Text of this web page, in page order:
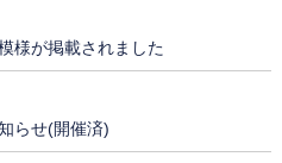
様が掲載されました
らせ(開催済)